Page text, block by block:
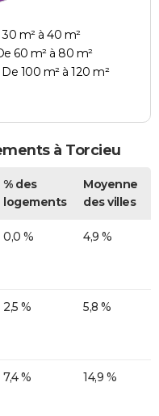
m² à 40 m²
60 m² à 80 m²
De 100 m² à 120 m²
à Torcieu
% des
logements
Moyenne
des villes
0,0 % 4,9 %
2,5 % 5,8 %
7,4 % 14,9 %